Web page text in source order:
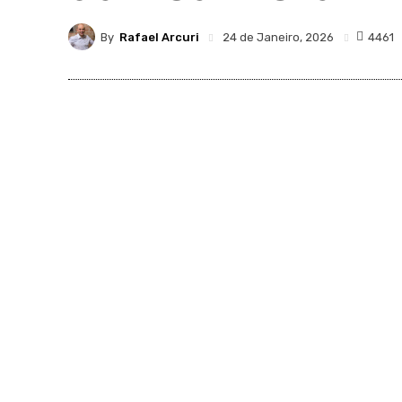
By Rafael Arcuri 24 de Janeiro, 2026 4461